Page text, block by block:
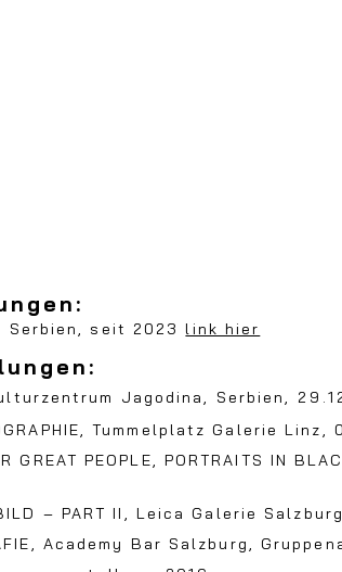
Serbien, seit 2023link hier
entrum Jagodina, Serbien,
Tummelplatz Galerie Linz,
GREAT PEOPLE, PORTRAITS IN
– PART II, Leica Galerie
IE, Academy Bar Salzburg,